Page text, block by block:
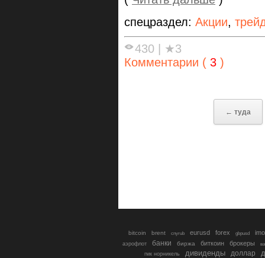
спецраздел: Акции,
430
★3
Комментарии ( 3 )
← туда
bitcoin brent cnyrub eurusd forex gbpusd
аэрофлот банки биржа биткоин брокеры
гмк норникель
дивиденды доллар